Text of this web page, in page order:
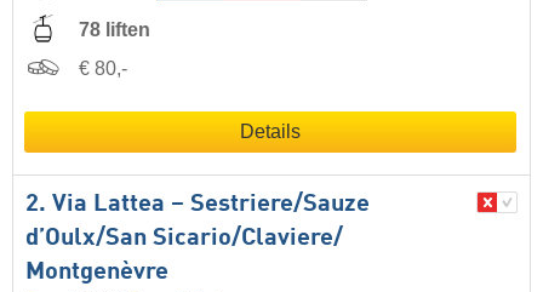
78 liften
€ 80,-
Details
2. Via Lattea – Sestriere/​Sauze
d’Oulx/​San Sicario/​Claviere/​
Montgenèvre